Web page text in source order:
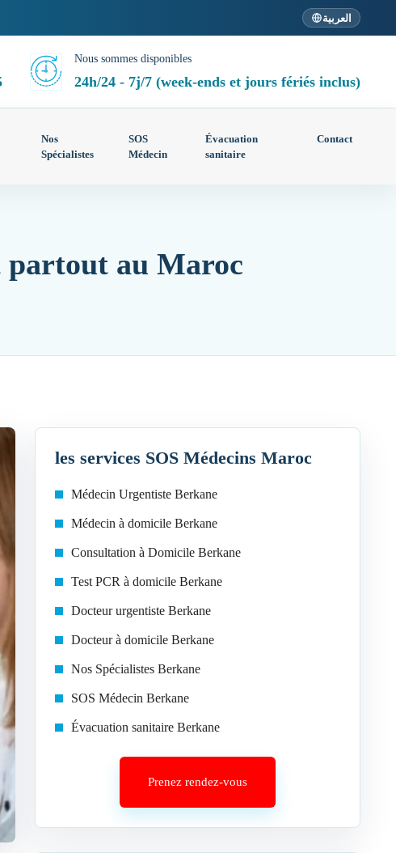
العربية
Nous sommes disponibles
24h/24 - 7j/7 (week-ends et jours fériés inclus)
Nos
Spécialistes
SOS
Médecin
Évacuation
sanitaire
Contact
partout au Maroc
les services SOS Médecins Maroc
Médecin Urgentiste Berkane
Médecin à domicile Berkane
Consultation à Domicile Berkane
Test PCR à domicile Berkane
Docteur urgentiste Berkane
Docteur à domicile Berkane
Nos Spécialistes Berkane
SOS Médecin Berkane
Évacuation sanitaire Berkane
Prenez rendez-vous